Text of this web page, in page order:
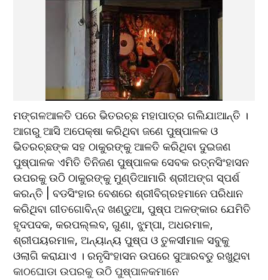
ମଙ୍ଗଳଆଳତି ପରେ ଭିତରଚ୍ଛ ମହାପାତ୍ର ଗଲିଯାଆନ୍ତି ।
ଆଗରୁ ଆସି ଅପେକ୍ଷା କରିଥିବା ଜଣେ ପୁଷ୍ପାଳକ ଓ
ଭିତରଚ୍ଛଙ୍କ ସହ ଠାକୁରଙ୍କୁ ଆଳତି କରିଥିବା ଦୁଇଜଣ
ପୁଷ୍ପାଳକ ଏମିତି ତିନିଜଣ ପୁଷ୍ପାଳକ ସେବକ ରତ୍ନସିଂହାସନ
ଉପରକୁ ଉଠି ଠାକୁରଙ୍କୁ ମୁଣ୍ଡିଆମାରି ଶ୍ରୀଅଙ୍ଗ ସ୍ପର୍ଶ
କରନ୍ତି | ବଡସିଂହାର ବେଶରେ ଶ୍ରୀବିଗ୍ରହମାନେ ପରିଧାନ
କରିଥିବା ଗୀତଗୋବିନ୍ଦ ଖଣ୍ଡୁଆ, ପୁଷ୍ପ ଅଳଙ୍କାର ଯେମିତି
ହୃଦପଦକ, କରପଲ୍ଲବ, ଗୁଣା, ଝୁମ୍ପା, ଅଧରମାଳ,
ଶ୍ରୀପୟରମାଳ, ଅନ୍ୟାନ୍ୟ ପୁଷ୍ପ ଓ ତୁଳସୀମାଳ ସବୁକୁ
ଓଲାଗି କରାଯାଏ । ରନୃସିଂହାସନ ଉପରେ ସୁଆରବଡୁ ରଖୁଥିବା
କାଠଘୋଡା ଉପରକୁ ଉଠି ପୁଷ୍ପାଳକମାନେ